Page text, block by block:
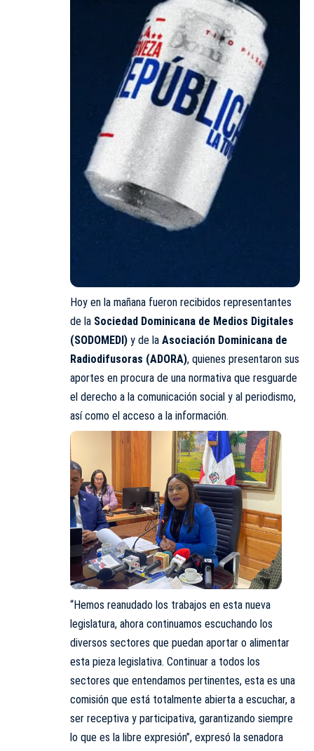
Hoy en la mañana fueron recibidos representantes
de la Sociedad Dominicana de Medios Digitales
(SODOMEDI) y de la Asociación Dominicana de
Radiodifusoras (ADORA), quienes presentaron sus
aportes en procura de una normativa que resguarde
el derecho a la comunicación social y al periodismo,
así como el acceso a la información.
“Hemos reanudado los trabajos en esta nueva
legislatura, ahora continuamos escuchando los
diversos sectores que puedan aportar o alimentar
esta pieza legislativa. Continuar a todos los
sectores que entendamos pertinentes, esta es una
comisión que está totalmente abierta a escuchar, a
ser receptiva y participativa, garantizando siempre
lo que es la libre expresión”, expresó la senadora